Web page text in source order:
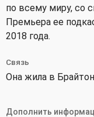
по всему миру, со
Премьера ее
2018 года.
Связь
Она жила в
Дополнить